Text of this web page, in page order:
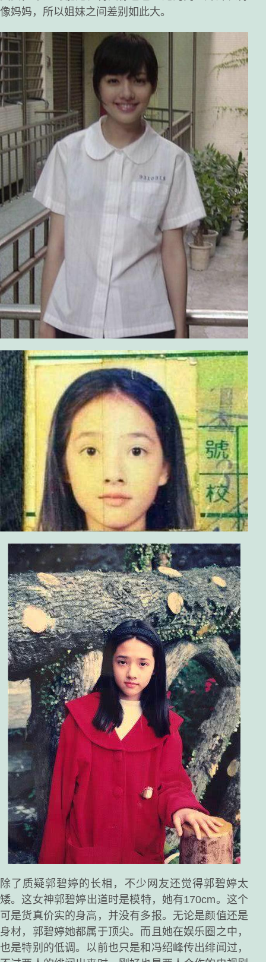
像妈妈，所以姐妹之间差别如此大。
除了质疑郭碧婷的长相，不少网友还觉得郭碧婷太
矮。这女神郭碧婷出道时是模特，她有170cm。这个
可是货真价实的身高，并没有多报。无论是颜值还是
身材，郭碧婷她都属于顶尖。而且她在娱乐圈之中，
也是特别的低调。以前也只是和冯绍峰传出绯闻过，